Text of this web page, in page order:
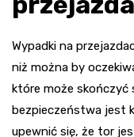
Wypadki na
niż można by
które może skończyć
bezpieczeństwa jest
upewnić się, że tor